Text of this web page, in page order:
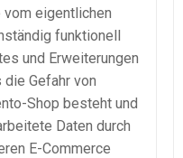
eigentlichen
funktionell
und Erweiterungen
Gefahr von
Shop besteht und
Daten durch
E-Commerce